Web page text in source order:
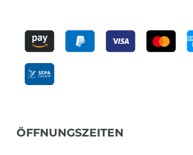
ÖFFNUNGSZEITEN